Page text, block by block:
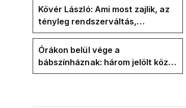
Kövér László: Ami most zajlik, az
tényleg rendszerváltás,
pontosabban
rendszervisszaváltás
Órákon belül vége a
bábszínháznak: három jelölt közül
"választ" ma államfőt a Tisza-